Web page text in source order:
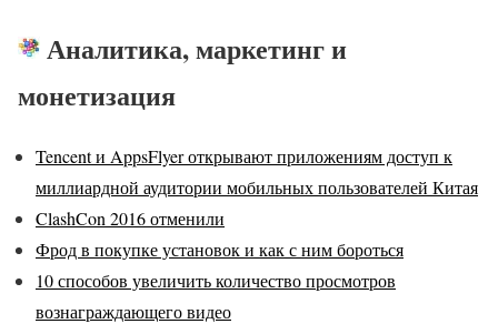
Аналитика, маркетинг и
монетизация
Tencent и AppsFlyer открывают приложениям доступ к
миллиардной аудитории мобильных пользователей Китая
ClashCon 2016 отменили
Фрод в покупке установок и как с ним бороться
10 способов увеличить количество просмотров
вознаграждающего видео